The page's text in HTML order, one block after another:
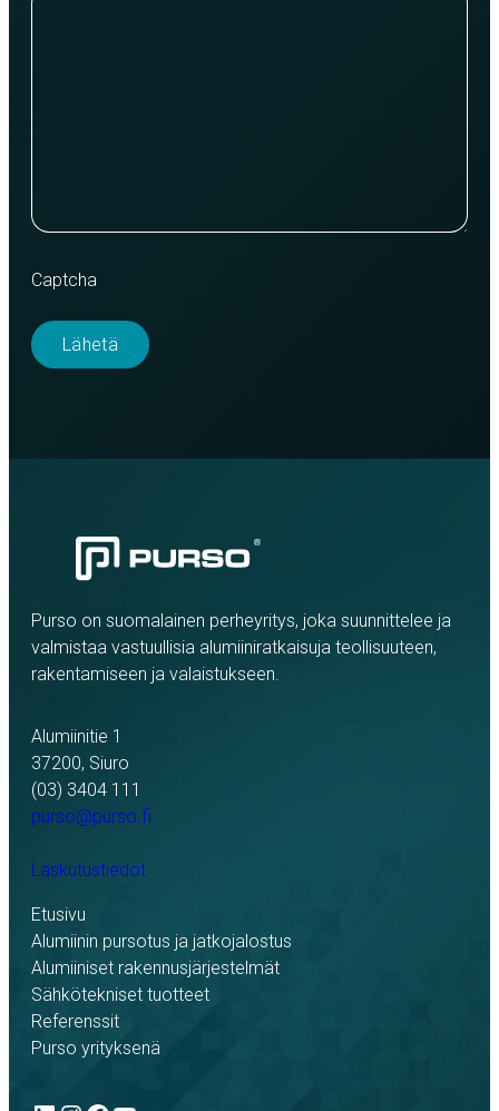
Captcha
Purso on suomalainen perheyritys, joka suunnittelee ja
valmistaa vastuullisia alumiiniratkaisuja teollisuuteen,
rakentamiseen ja valaistukseen.
Alumiinitie 1
37200, Siuro
(03) 3404 111
purso@purso.fi
Laskutustiedot
Etusivu
Alumiinin pursotus ja jatkojalostus
Alumiiniset rakennusjärjestelmät
Sähkötekniset tuotteet
Referenssit
Purso yrityksenä